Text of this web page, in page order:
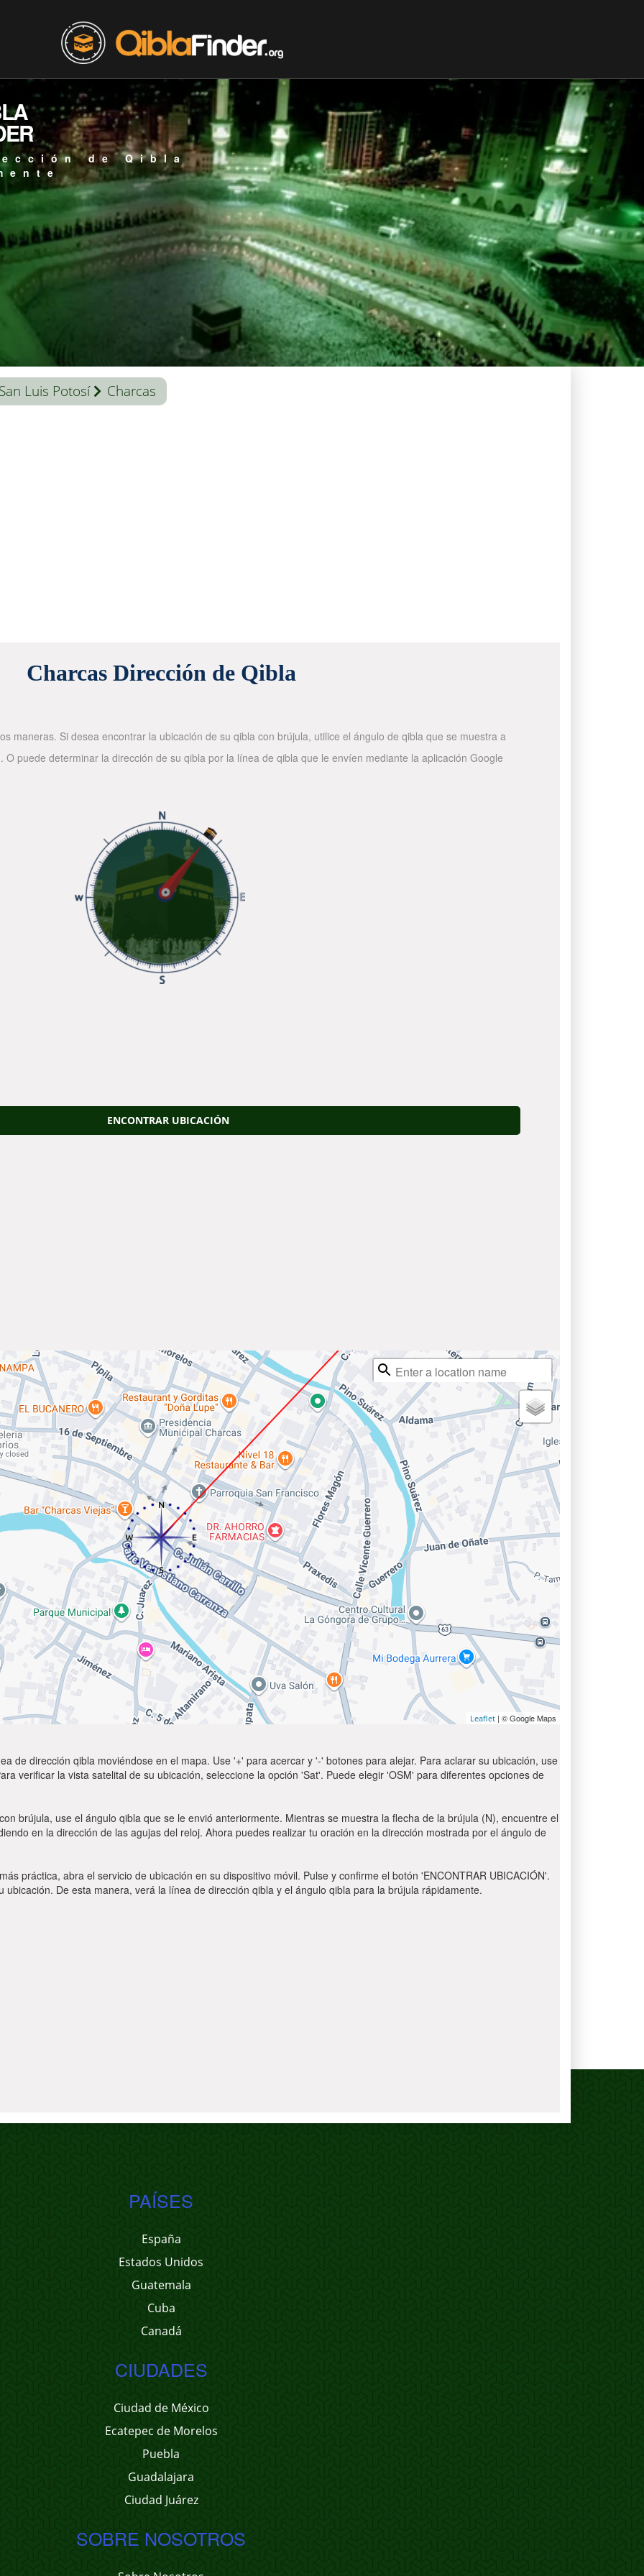
de Qibla
Luis Potosí Charcas
Charcas Dirección de Qibla
maneras. Si desea encontrar la ubicación de su qibla con brújula, utilice el ángulo de qibla que se muestra a
puede determinar la dirección de su qibla por la línea de qibla que le envíen mediante la aplicación Google
ENCONTRAR UBICACIÓN
Leaflet | © Google Maps
de dirección qibla moviéndose en el mapa. Use '+' para acercar y '-' botones para alejar. Para aclarar su ubicación, use
verificar la vista satelital de su ubicación, seleccione la opción 'Sat'. Puede elegir 'OSM' para diferentes opciones de
brújula, use el ángulo qibla que se le envió anteriormente. Mientras se muestra la flecha de la brújula (N), encuentre el
en la dirección de las agujas del reloj. Ahora puedes realizar tu oración en la dirección mostrada por el ángulo de
práctica, abra el servicio de ubicación en su dispositivo móvil. Pulse y confirme el botón 'ENCONTRAR UBICACIÓN'.
De esta manera, verá la línea de dirección qibla y el ángulo qibla para la brújula rápidamente.
PAÍSES
España
Estados Unidos
Guatemala
Cuba
Canadá
CIUDADES
Ciudad de México
Ecatepec de Morelos
Puebla
Guadalajara
Ciudad Juárez
SOBRE NOSOTROS